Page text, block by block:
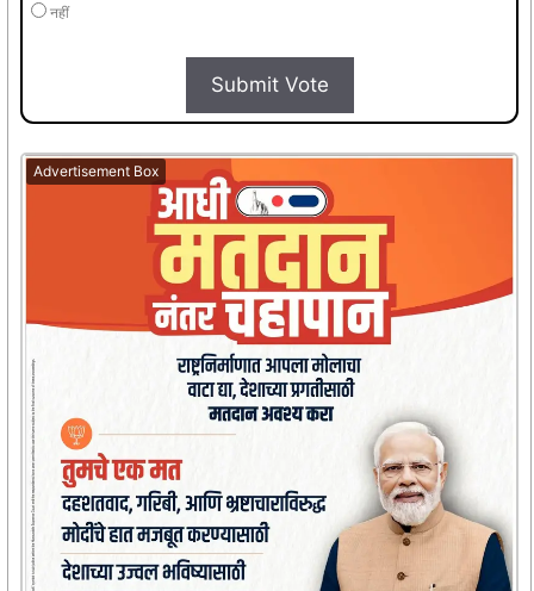
नहीं
Submit Vote
Advertisement Box